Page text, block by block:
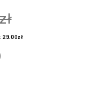
29.00zł